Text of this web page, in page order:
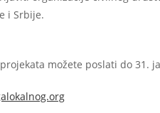
i Srbije.
možete poslati do 31.